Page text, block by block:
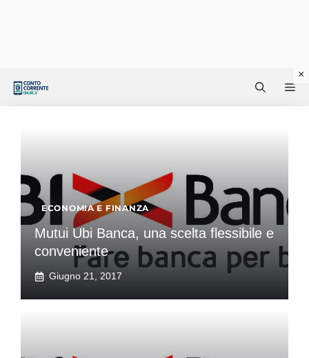
ECONOMIA E FINANZA
Mutui Ubi Banca, una scelta flessibile e
conveniente
Giugno 21, 2017